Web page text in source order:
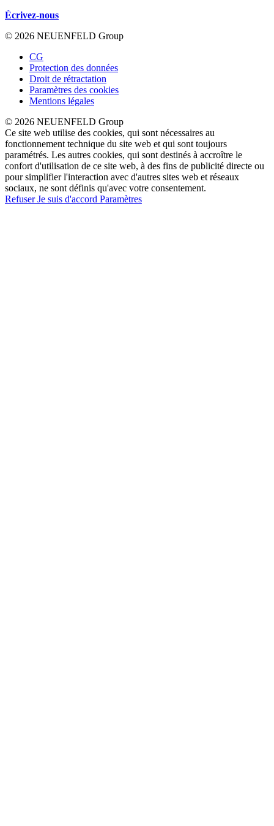
Écrivez-nous
© 2026 NEUENFELD Group
CG
Protection des données
Droit de rétractation
Paramètres des cookies
Mentions légales
© 2026 NEUENFELD Group
Ce site web utilise des cookies, qui sont nécessaires au
fonctionnement technique du site web et qui sont toujours
paramétrés. Les autres cookies, qui sont destinés à accroître le
confort d'utilisation de ce site web, à des fins de publicité directe ou
pour simplifier l'interaction avec d'autres sites web et réseaux
sociaux, ne sont définis qu'avec votre consentement.
RefuserJe suis d'accord Paramètres